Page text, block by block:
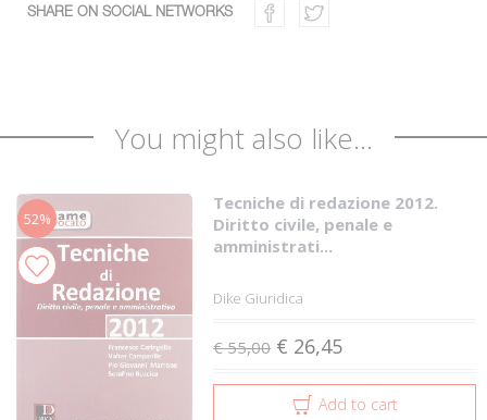
SHARE ON SOCIAL NETWORKS
You might also like...
52%
Tecniche di redazione 2012.
Diritto civile, penale e
amministrati...
Dike Giuridica
€ 55,00 € 26,45
Add to cart